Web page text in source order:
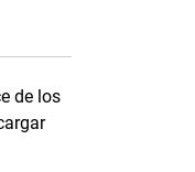
de los